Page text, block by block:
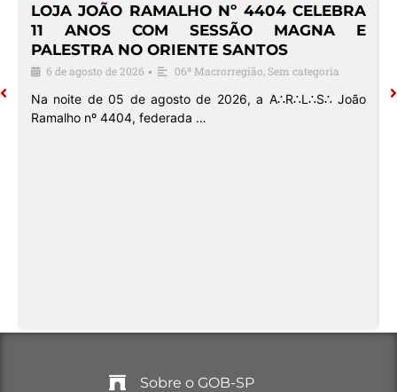
LOJA JOÃO RAMALHO Nº 4404 CELEBRA
11 ANOS COM SESSÃO MAGNA E
PALESTRA NO ORIENTE SANTOS
6 de agosto de 2026 • 06ª Macrorregião Sem categoria
Na noite de 05 de agosto de 2026, a A∴R∴L∴S∴ João
Ramalho nº 4404, federada …
Sobre o GOB-SP